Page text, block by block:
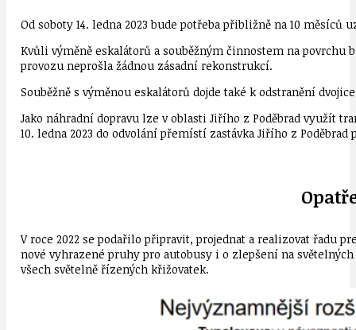
Od soboty 14. ledna 2023 bude potřeba přibližně na 10 měsíců
Kvůli výměně eskalátorů a souběžným činnostem na
provozu neprošla žádnou zásadní rekonstrukcí.
Souběžně s výměnou eskalátorů dojde také k odstranění
Jako náhradní dopravu lze v oblasti Jiřího z Poděbrad využít
10. ledna 2023 do odvolání přemístí zastávka Jiřího z
V roce 2022 se podařilo připravit, projednat a realizovat řadu
nové vyhrazené pruhy pro autobusy i o zlepšení nasvětelných
všech světelně řízených křižovatek.